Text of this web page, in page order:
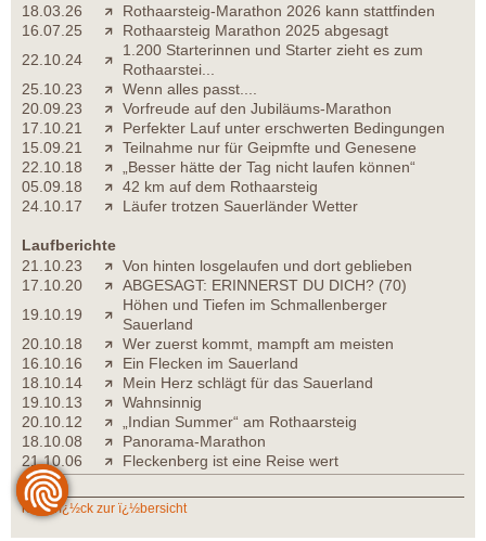
18.03.26
Rothaarsteig-Marathon 2026 kann stattfinden
16.07.25
Rothaarsteig Marathon 2025 abgesagt
22.10.24
1.200 Starterinnen und Starter zieht es zum
Rothaarstei...
25.10.23
Wenn alles passt....
20.09.23
Vorfreude auf den Jubiläums-Marathon
17.10.21
Perfekter Lauf unter erschwerten Bedingungen
15.09.21
Teilnahme nur für Geipmfte und Genesene
22.10.18
„Besser hätte der Tag nicht laufen können“
05.09.18
42 km auf dem Rothaarsteig
24.10.17
Läufer trotzen Sauerländer Wetter
Laufberichte
21.10.23
Von hinten losgelaufen und dort geblieben
17.10.20
ABGESAGT: ERINNERST DU DICH? (70)
19.10.19
Höhen und Tiefen im Schmallenberger
Sauerland
20.10.18
Wer zuerst kommt, mampft am meisten
16.10.16
Ein Flecken im Sauerland
18.10.14
Mein Herz schlägt für das Sauerland
19.10.13
Wahnsinnig
20.10.12
„Indian Summer“ am Rothaarsteig
18.10.08
Panorama-Marathon
21.10.06
Fleckenberg ist eine Reise wert
zurï¿½ck zur ï¿½bersicht